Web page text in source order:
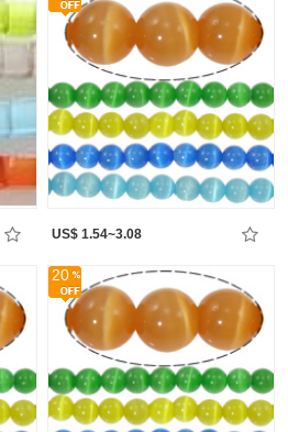
US$ 1.54~3.08
20